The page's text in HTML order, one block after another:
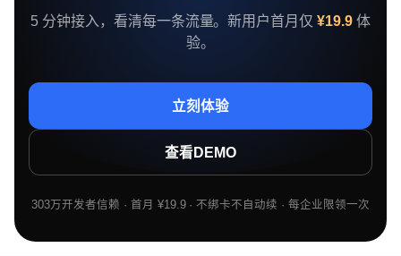
5 分钟接入，看清每一条流量。新用户首月仅¥19.9 体
验。
立刻体验
查看DEMO
303万开发者信赖 · 首月 ¥19.9 · 不绑卡不自动续 · 每企业限领一次